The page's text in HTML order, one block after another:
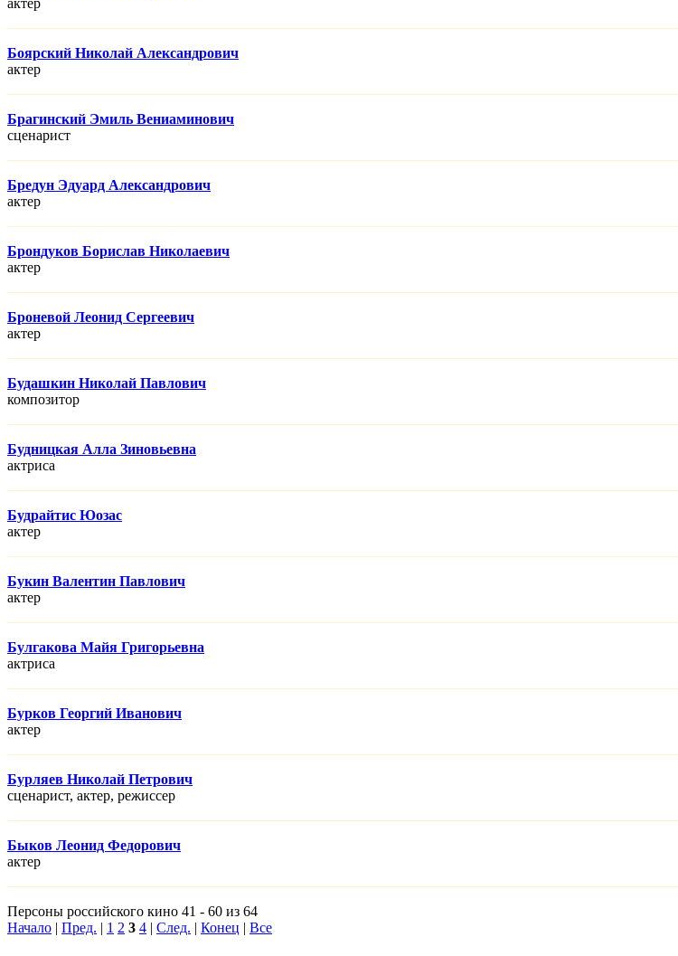
актер
Боярский Николай Александрович
актер
Брагинский Эмиль Вениаминович
сценарист
Бредун Эдуард Александрович
актер
Брондуков Борислав Николаевич
актер
Броневой Леонид Сергеевич
актер
Будашкин Николай Павлович
композитор
Будницкая Алла Зиновьевна
актриса
Будрайтис Юозас
актер
Букин Валентин Павлович
актер
Булгакова Майя Григорьевна
актриса
Бурков Георгий Иванович
актер
Бурляев Николай Петрович
сценарист, актер, режисcер
Быков Леонид Федорович
актер
Персоны российского кино 41 - 60 из 64
Начало | Пред. | 1 2 3 4 | След. | Конец | Все